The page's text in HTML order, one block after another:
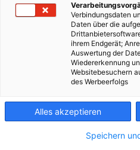
Verbindungsdaten
Daten über die
ihrem Endgerät;
Auswertung der
Wiedererkennung
Websitebesuchern
des Werbeerfolgs
Alles akzeptieren
Speichern